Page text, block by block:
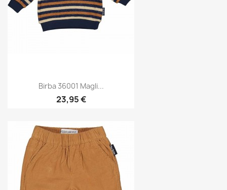
Birba 36001 Magli...
23,95 €